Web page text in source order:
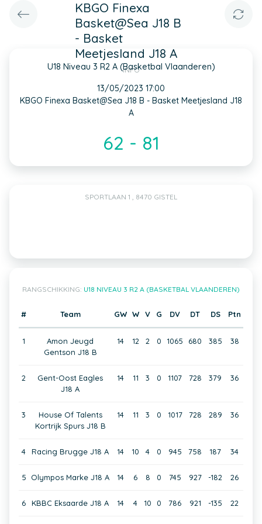
KBGO Finexa
Basket@Sea J18 B
- Basket
Meetjesland J18 A
U18 Niveau 3 R2 A (Basketbal Vlaanderen)
INFO
13/05/2023 17:00
KBGO Finexa Basket@Sea J18 B - Basket Meetjesland J18
A
62 - 81
SPORTLAAN 1 , 8470 GISTEL
RANGSCHIKKING: U18 NIVEAU 3 R2 A (BASKETBAL VLAANDEREN)
# Team GW W V G DV DT DS Ptn
1
Amon Jeugd
Gentson J18 B
14 12 2 0 1065 680 385 38
2
Gent-Oost Eagles
J18 A
14 11 3 0 1107 728 379 36
3
House Of Talents
Kortrijk Spurs J18 B
14 11 3 0 1017 728 289 36
4 Racing Brugge J18 A 14 10 4 0 945 758 187 34
5 Olympos Marke J18 A 14 6 8 0 745 927 -182 26
6 KBBC Eksaarde J18 A 14 4 10 0 786 921 -135 22